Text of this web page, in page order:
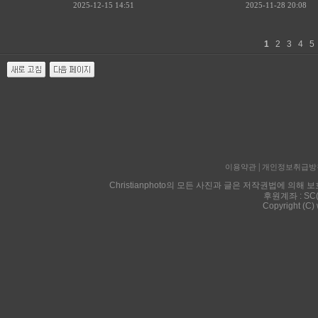
2025-12-15 14:51
2025-11-28 20:08
1 2 3 4
이용약관 개인정보취급방
Christianphoto의 모든 사진과 글은 저작권법에 의해
후원계좌 :
Copyright (C)